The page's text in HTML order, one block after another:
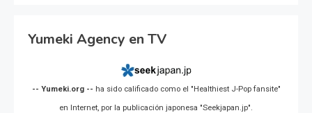
Yumeki Agency en TV
-- Yumeki.org -- ha sido calificado como el "Healthiest J-Pop fansite"
en Internet, por la publicación japonesa "Seekjapan.jp".